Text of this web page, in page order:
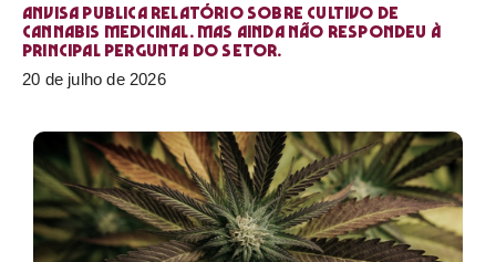
Anvisa publica relatório sobre cultivo de
Cannabis medicinal. Mas ainda não respondeu à
principal pergunta do setor.
20 de julho de 2026